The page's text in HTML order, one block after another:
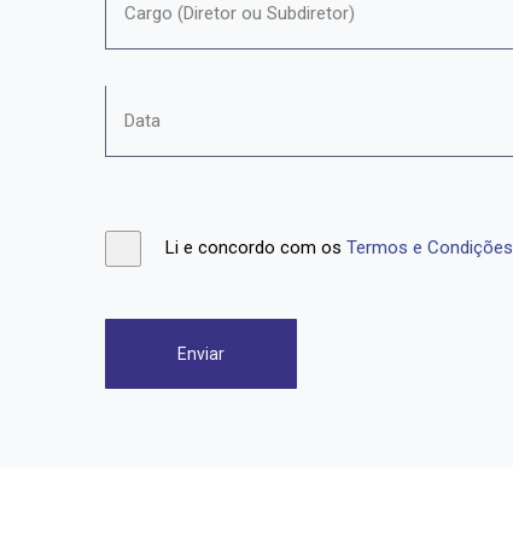
Li e concordo com os Termos e Condições
Enviar